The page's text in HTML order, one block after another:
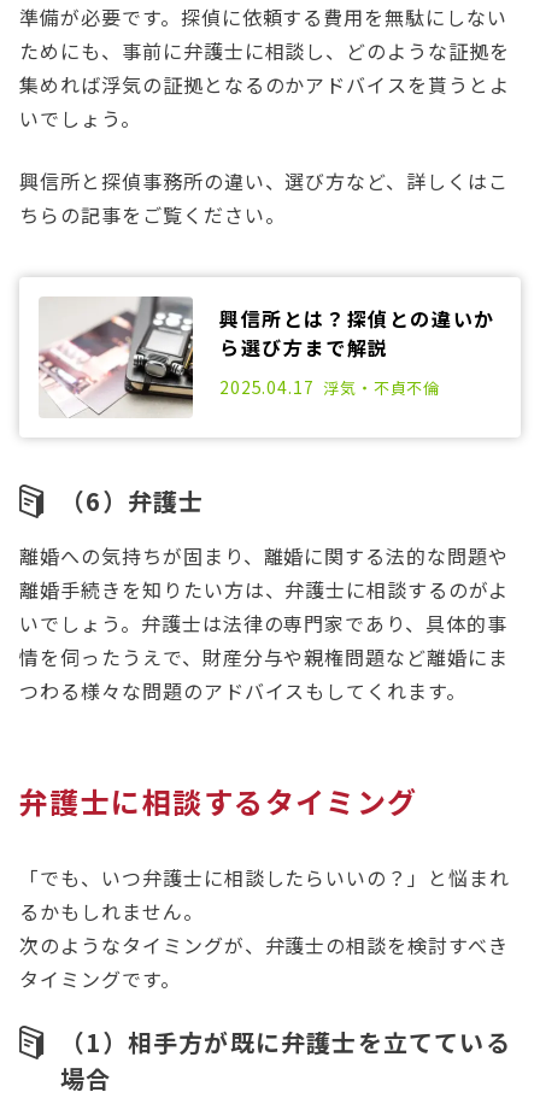
準備が必要です。探偵に依頼する費用を無駄にしない
ためにも、事前に弁護士に相談し、どのような証拠を
集めれば浮気の証拠となるのかアドバイスを貰うとよ
いでしょう。
興信所と探偵事務所の違い、選び方など、詳しくはこ
ちらの記事をご覧ください。
興信所とは？探偵との違いか
ら選び方まで解説
2025.04.17 浮気・不貞不倫
（6）弁護士
離婚への気持ちが固まり、離婚に関する法的な問題や
離婚手続きを知りたい方は、弁護士に相談するのがよ
いでしょう。弁護士は法律の専門家であり、具体的事
情を伺ったうえで、財産分与や親権問題など離婚にま
つわる様々な問題のアドバイスもしてくれます。
弁護士に相談するタイミング
「でも、いつ弁護士に相談したらいいの？」と悩まれ
るかもしれません。
次のようなタイミングが、弁護士の相談を検討すべき
タイミングです。
（1）相手方が既に弁護士を立てている
場合